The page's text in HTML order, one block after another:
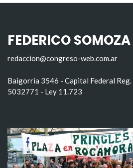
FEDERICO SOMOZA
redaccion@congreso-web.com.ar
Baigorria 3546 - Capital Federal
5032771 - Ley 11.723